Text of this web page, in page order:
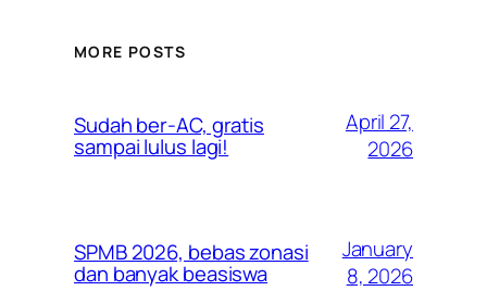
MORE POSTS
Sudah ber-AC, gratis
sampai lulus lagi!
April 27,
2026
SPMB 2026, bebas zonasi
dan banyak beasiswa
January
8, 2026